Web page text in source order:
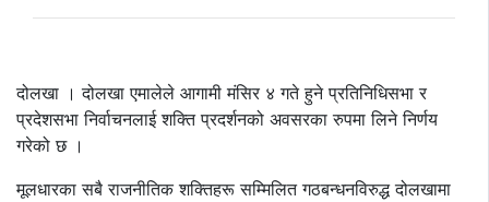
दोलखा । दोलखा एमालेले आगामी मंसिर ४ गते हुने प्रतिनिधिसभा र
प्रदेशसभा निर्वाचनलाई शक्ति प्रदर्शनको अवसरका रुपमा लिने निर्णय
गरेको छ ।
मूलधारका सबै राजनीतिक शक्तिहरू सम्मिलित गठबन्धनविरुद्ध दोलखामा